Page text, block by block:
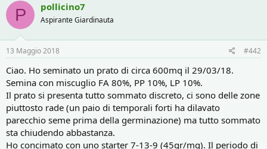
P pollicino7
Aspirante Giardinauta
13 Maggio 2018 #442
Ciao. Ho seminato un prato di circa 600mq il 29/03/18.
Semina con miscuglio FA 80%, PP 10%, LP 10%.
Il prato si presenta tutto sommato discreto, ci sono delle zone
piuttosto rade (un paio di temporali forti ha dilavato
parecchio seme prima della germinazione) ma tutto sommato
sta chiudendo abbastanza.
Ho concimato con uno starter 7-13-9 (45gr/mq). Il periodo di